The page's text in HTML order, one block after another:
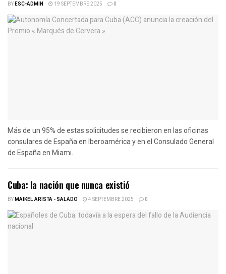
BYESC-ADMIN 19 SEPTEMBRE 2025 0
Más de un 95% de estas solicitudes se recibieron en las oficinas
consulares de España en Iberoamérica y en el Consulado General
de España en Miami.
Cuba: la nación que nunca existió
BYMAIKEL ARISTA - SALADO 4 SEPTEMBRE 2025 0